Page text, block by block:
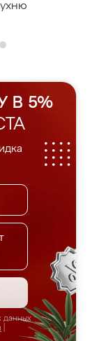
В 5%
данных